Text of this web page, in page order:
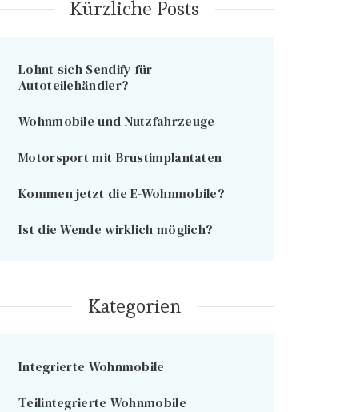
Kürzliche Posts
Lohnt sich Sendify für
Autoteilehändler?
Wohnmobile und Nutzfahrzeuge
Motorsport mit Brustimplantaten
Kommen jetzt die E-Wohnmobile?
Ist die Wende wirklich möglich?
Kategorien
Integrierte Wohnmobile
Teilintegrierte Wohnmobile